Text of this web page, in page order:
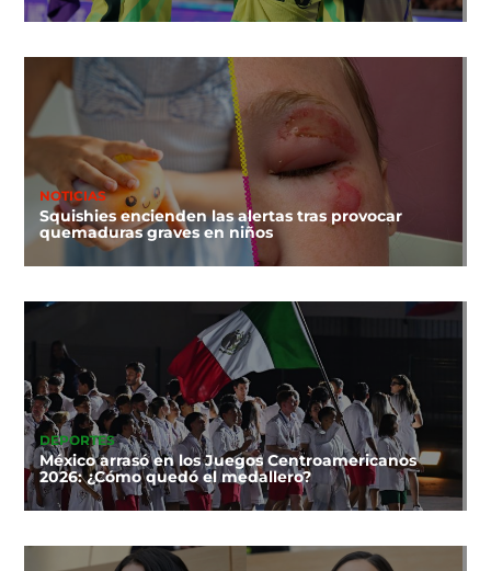
NOTICIAS
Squishies encienden las alertas tras provocar
quemaduras graves en niños
DEPORTES
México arrasó en los Juegos Centroamericanos
2026: ¿Cómo quedó el medallero?